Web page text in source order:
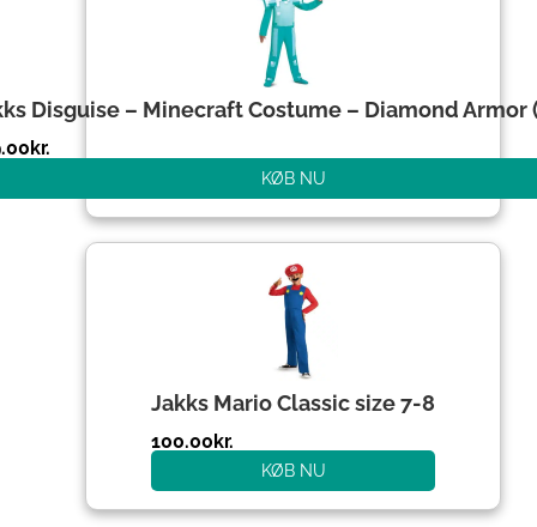
Disguise – Minecraft Costume – Diamond Armor
kr.
KØB NU
Jakks Mario Classic size 7-8
100.00kr.
aktuelle
100.00kr..
KØB NU